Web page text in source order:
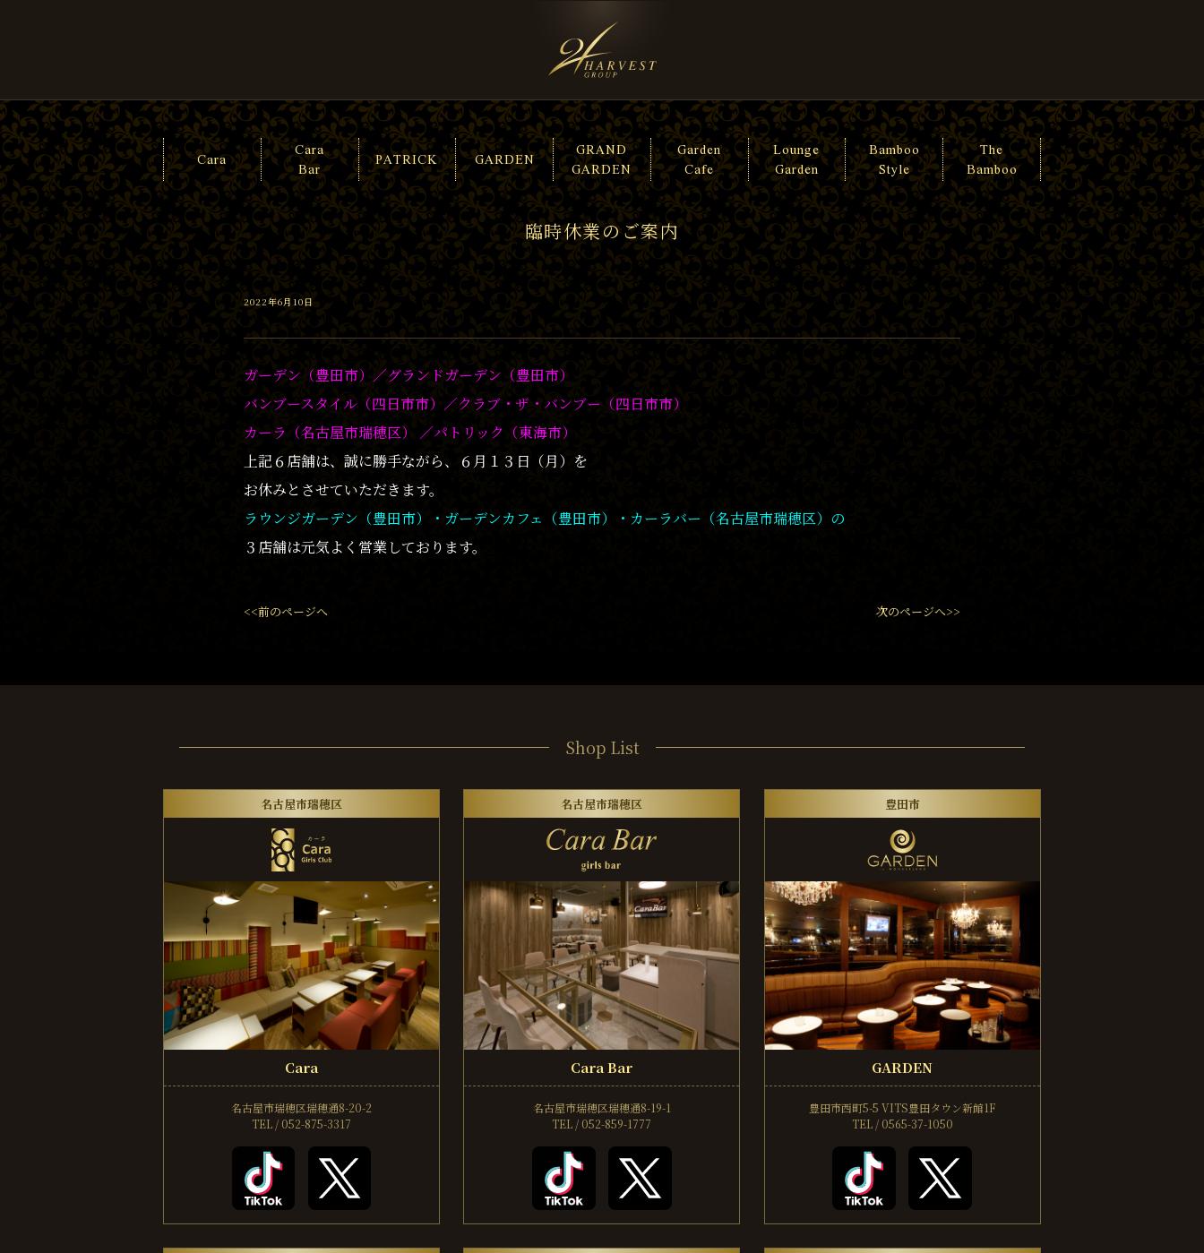
Cara Cara
Bar PATRICK GARDEN GRAND
GARDEN
Garden
Cafe
Lounge
Garden
Bamboo
Style
The
Bamboo
臨時休業のご案内
2022年6月10日
ガーデン（豊田市）／グランドガーデン（豊田市）
バンブースタイル（四日市市）／クラブ・ザ・バンブー（四日市市）
カーラ（名古屋市瑞穂区） ／パトリック（東海市）
上記６店舗は、誠に勝手ながら、６月１３日（月）を
お休みとさせていただきます。
ラウンジガーデン（豊田市）・ガーデンカフェ（豊田市）・カーラバー（名古屋市瑞穂区）の
３店舗は元気よく営業しております。
<<前のページへ 次のページへ>>
Shop List
名古屋市瑞穂区
Cara
名古屋市瑞穂区瑞穂通8-20-2
TEL / 052-875-3317
名古屋市瑞穂区
Cara Bar
名古屋市瑞穂区瑞穂通8-19-1
TEL / 052-859-1777
豊田市
GARDEN
豊田市西町5-5VITS豊田タウン新館1F
TEL / 0565-37-1050